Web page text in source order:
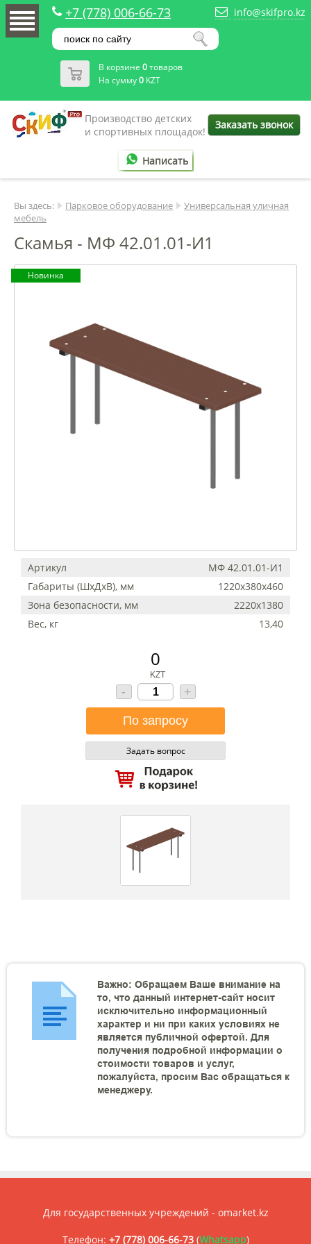
+7 (778) 006-66-73 info@skifpro.kz
В корзине 0товаров
На сумму0 KZT
Производство детских
и спортивных площадок!
Заказать звонок
Написать
Вы здесь: Парковое оборудование
Универсальная уличная
мебель
Скамья - МФ 42.01.01-И1
Новинка
Артикул
МФ 42.01.01-И1
Габариты (ШхДхВ), мм
1220x380x460
Зона безопасности, мм
2220х1380
Вес, кг
13,40
0
KZT
- +
Задать вопрос
Важно: Обращаем Ваше внимание на
то, что данный интернет-сайт носит
исключительно информационный
характер и ни при каких условиях не
является публичной офертой. Для
получения подробной информации о
стоимости товаров и услуг,
пожалуйста, просим Вас обращаться к
менеджеру.
Для государственных учреждений - omarket.kz
Телефон: +7 (778) 006-66-73(Whatsapp)